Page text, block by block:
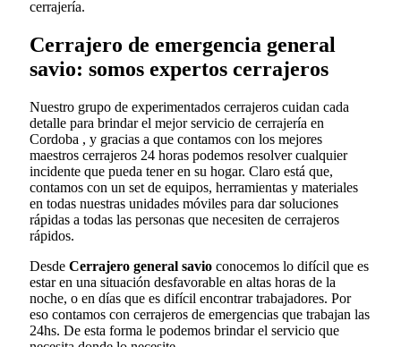
cerrajería.
Cerrajero de emergencia general
savio: somos expertos cerrajeros
Nuestro grupo de experimentados cerrajeros cuidan cada
detalle para brindar el mejor servicio de cerrajería en
Cordoba , y gracias a que contamos con los mejores
maestros cerrajeros 24 horas podemos resolver cualquier
incidente que pueda tener en su hogar. Claro está que,
contamos con un set de equipos, herramientas y materiales
en todas nuestras unidades móviles para dar soluciones
rápidas a todas las personas que necesiten de cerrajeros
rápidos.
Desde Cerrajero general savio conocemos lo difícil que es
estar en una situación desfavorable en altas horas de la
noche, o en días que es difícil encontrar trabajadores. Por
eso contamos con cerrajeros de emergencias que trabajan las
24hs. De esta forma le podemos brindar el servicio que